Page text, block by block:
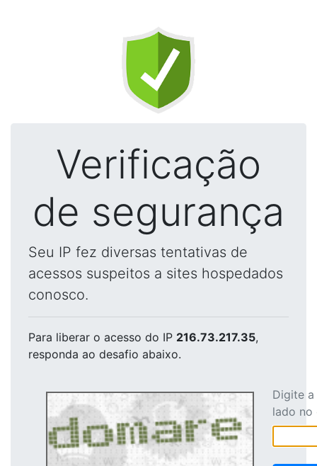
Verificação
de segurança
Seu IP fez diversas tentativas de
acessos suspeitos a sites hospedados
conosco.
Para liberar o acesso do IP 216.73.217.35,
responda ao desafio abaixo.
Digite
lado no